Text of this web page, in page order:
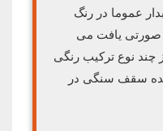
عموما در رنگ
یافت می
چند نوع ترکیب رنگی
سقف سنگی در